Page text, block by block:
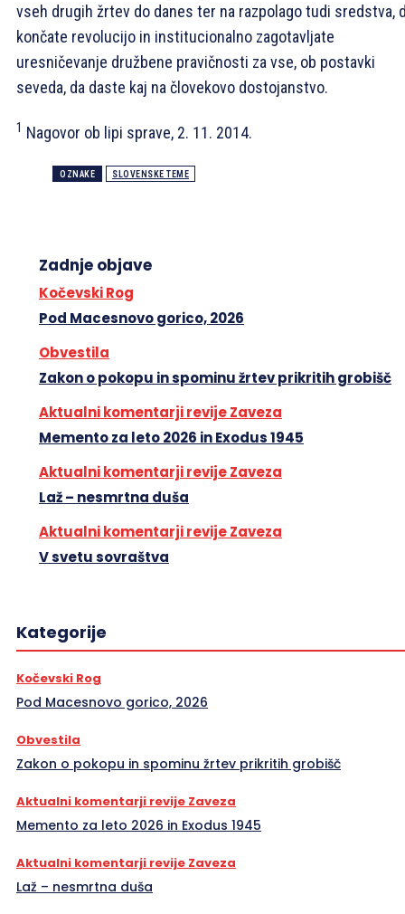
vseh drugih žrtev do danes ter na razpolago tudi sredstva,
končate revolucijo in institucionalno zagotavljate
uresničevanje družbene pravičnosti za vse, ob postavki
seveda, da daste kaj na človekovo dostojanstvo.
1 Nagovor ob lipi sprave, 2. 11. 2014.
OZNAKE SLOVENSKE TEME
Zadnje objave
Kočevski Rog
Pod Macesnovo gorico, 2026
Obvestila
Zakon o pokopu in spominu žrtev prikritih grobišč
Aktualni komentarji revije Zaveza
Memento za leto 2026 in Exodus 1945
Aktualni komentarji revije Zaveza
Laž – nesmrtna duša
Aktualni komentarji revije Zaveza
V svetu sovraštva
Kategorije
Kočevski Rog
Pod Macesnovo gorico, 2026
Obvestila
Zakon o pokopu in spominu žrtev prikritih grobišč
Aktualni komentarji revije Zaveza
Memento za leto 2026 in Exodus 1945
Aktualni komentarji revije Zaveza
Laž – nesmrtna duša